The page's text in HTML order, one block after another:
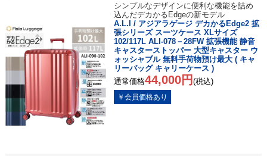
シンプルなデザインに便利な機能を詰め
込んだデカかるEdgeの新モデル
A.L.I / アジアラゲージ デカかるEdge2 拡
張シリーズ スーツケース XLサイズ
102/117L ALI-078－28FW 拡張機能 静音
キャスターストッパー 大型キャスター ウ
ォッシャブル 無料手荷物預け最大 ( キャ
リーバッグ キャリーケース )
通常価格44,000円 (税込)